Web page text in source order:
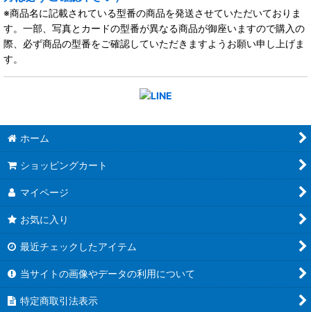
※商品名に記載されている型番の商品を発送させていただいておりま
す。一部、写真とカードの型番が異なる商品が御座いますので購入の
際、必ず商品の型番をご確認していただきますようお願い申し上げま
す。
ホーム
ショッピングカート
マイページ
お気に入り
最近チェックしたアイテム
当サイトの画像やデータの利用について
特定商取引法表示